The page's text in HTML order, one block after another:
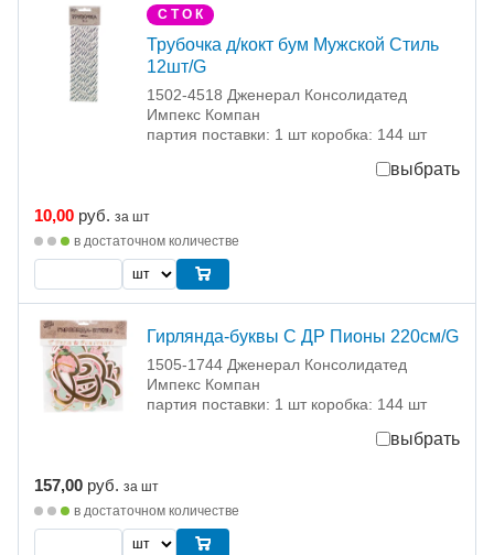
С Т О К
Трубочка д/кокт бум Мужской Стиль
12шт/G
1502-4518 Дженерал Консолидатед
Импекс Компан
партия поставки: 1 шт коробка: 144 шт
выбрать
10,00 руб. за шт
в достаточном количестве
Гирлянда-буквы С ДР Пионы 220см/G
1505-1744 Дженерал Консолидатед
Импекс Компан
партия поставки: 1 шт коробка: 144 шт
выбрать
157,00 руб. за шт
в достаточном количестве